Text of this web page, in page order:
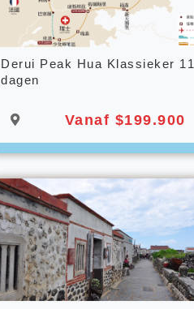
Derui Peak Hua Klassieker 11
dagen
Vanaf $199.900